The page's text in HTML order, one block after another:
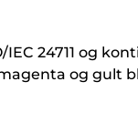
IEC 24711 og
og gult